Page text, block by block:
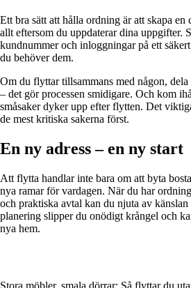
Ett bra sätt att hålla ordning är att skapa
allt eftersom du uppdaterar dina uppgifter.
kundnummer och inloggningar på ett
du behöver dem.
Om du flyttar tillsammans med någon,
– det gör processen smidigare. Och kom
småsaker dyker upp efter flytten. Det
de mest kritiska sakerna först.
En ny adress – en ny start
Att flytta handlar inte bara om att byta
nya ramar för vardagen. När du har
och praktiska avtal kan du njuta av
planering slipper du onödigt krångel och
nya hem.
Stora möbler, smala dörrar: Så flyttar du